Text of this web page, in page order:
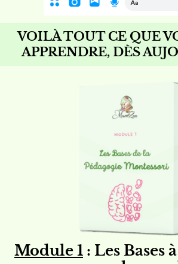
VOILÀ TOUT CE QUE
APPRENDRE, DÈS
Module 1 : Les Bases